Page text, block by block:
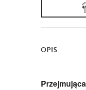
OPIS